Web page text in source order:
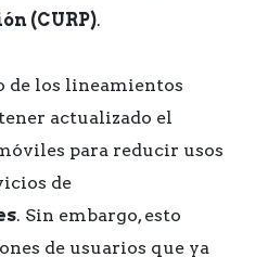
(CURP).
de los lineamientos
actualizado el
para reducir usos
de
. Sin embargo, esto
de usuarios que ya